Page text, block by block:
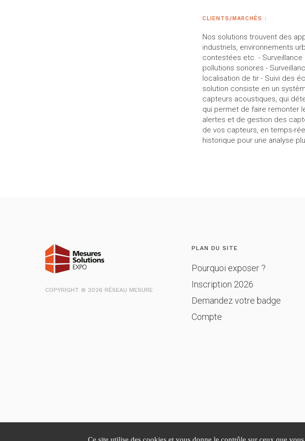
CLIENTS/MARCHÉS :
Nos solutions trouvent des
industriels, environnements
contestées etc. -
pollutions sonores -
localisation de tir - Suivi des
solution consiste en un
capteurs acoustiques, qui
qui permet de faire remonter
alertes et de gestion des
de vos capteurs, en temps-
historique pour une analyse
COPYRIGHT © 2026 RÉSEAU MESURE
PLAN DU SITE
Pourquoi exposer ?
Inscription 2026
Demandez votre badge
Compte